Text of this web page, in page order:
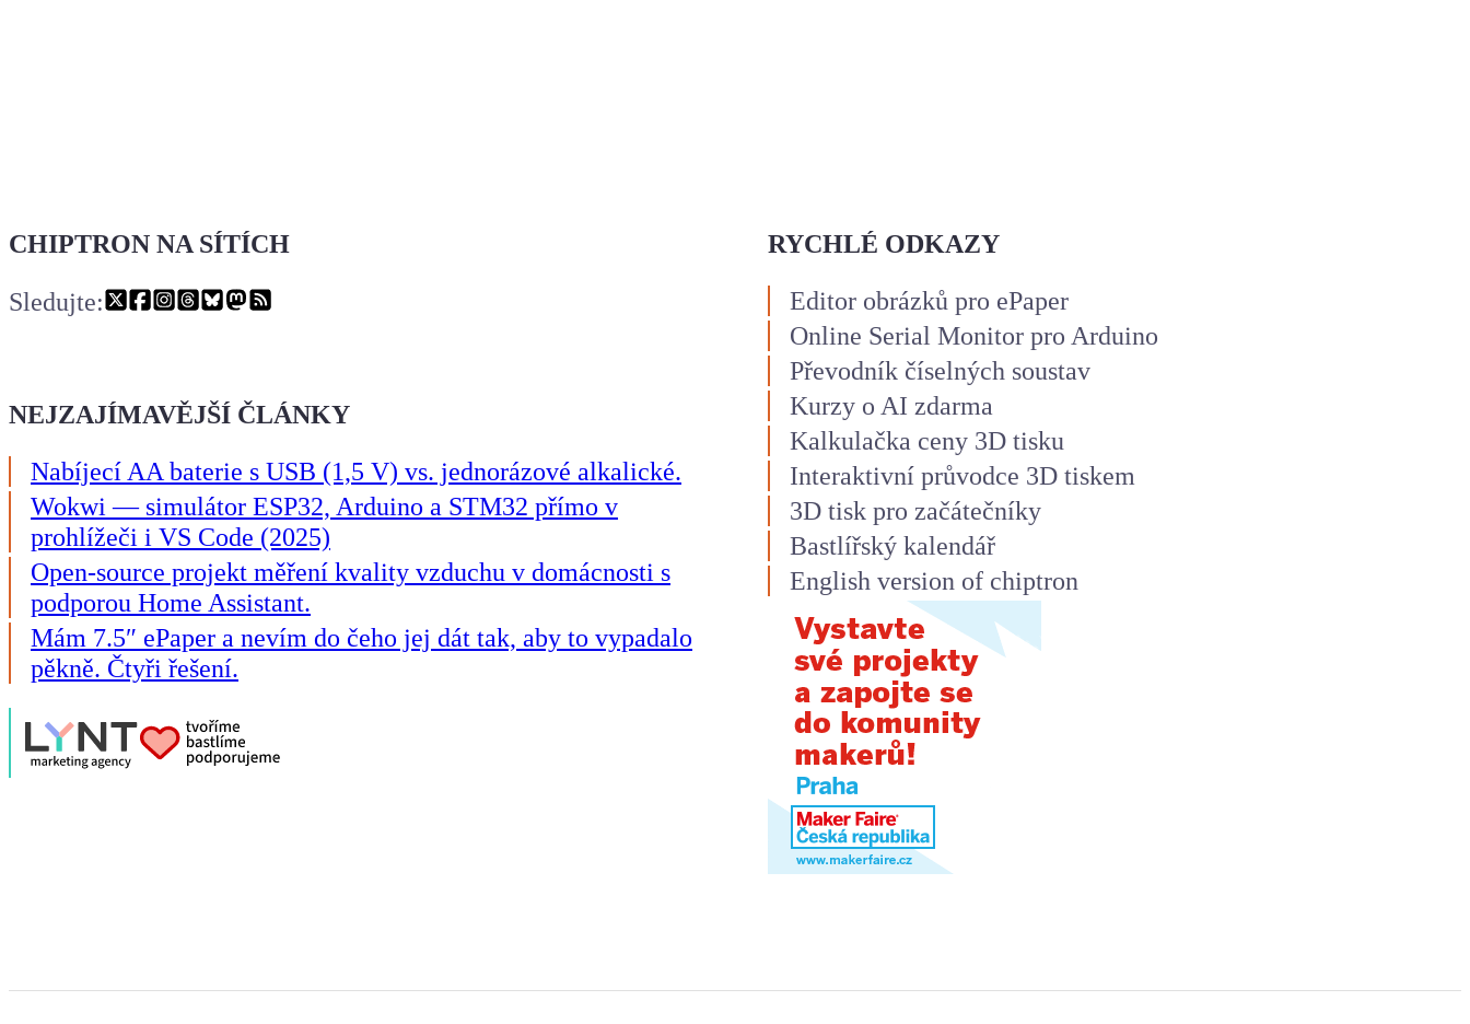
CHIPTRON NA SÍTÍCH
Sledujte:
NEJZAJÍMAVĚJŠÍ ČLÁNKY
Nabíjecí AA baterie s USB (1,5 V) vs. jednorázové alkalické.
Wokwi — simulátor ESP32, Arduino a STM32 přímo v
prohlížeči i VS Code (2025)
Open-source projekt měření kvality vzduchu v domácnosti s
podporou Home Assistant.
Mám 7.5″ ePaper a nevím do čeho jej dát tak, aby to vypadalo
pěkně. Čtyři řešení.
RYCHLÉ ODKAZY
Editor obrázků pro ePaper
Online Serial Monitor pro Arduino
Převodník číselných soustav
Kurzy o AI zdarma
Kalkulačka ceny 3D tisku
Interaktivní průvodce 3D tiskem
3D tisk pro začátečníky
Bastlířský kalendář
English version of chiptron